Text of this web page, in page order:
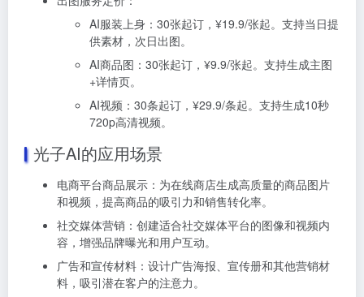
AI服装上身：30张起订，¥19.9/张起。支持当日提
供素材，次日出图。
AI商品图：30张起订，¥9.9/张起。支持生成主图
+详情页。
AI视频：30条起订，¥29.9/条起。支持生成10秒
720p高清视频。
光子AI的应用场景
电商平台商品展示：为在线商店生成高质量的商品图片
和视频，提高商品的吸引力和销售转化率。
社交媒体营销：创建适合社交媒体平台的图像和视频内
容，增强品牌曝光和用户互动。
广告和宣传材料：设计广告海报、宣传册和其他营销材
料，吸引潜在客户的注意力。